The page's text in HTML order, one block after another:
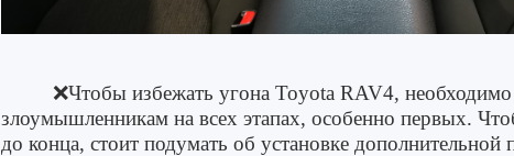
❌Чтобы избежатьугона Toyota RAV4, необходимо
злоумышленникам на всех этапах, особенно первых.
до конца, стоит подумать об установке